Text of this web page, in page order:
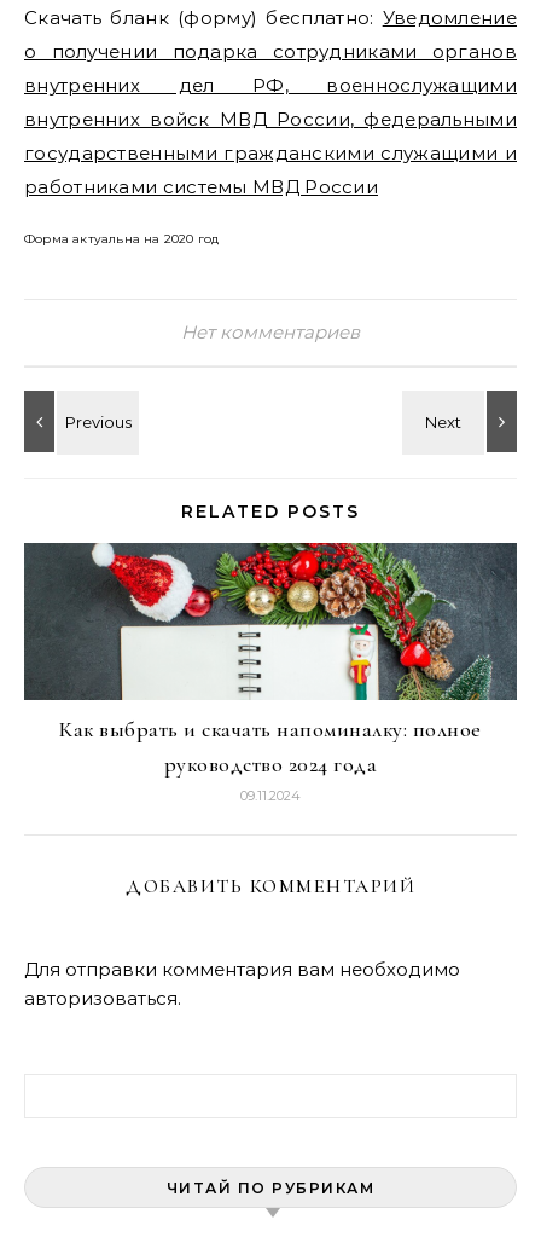
Скачать бланк (форму) бесплатно: Уведомление
о получении подарка сотрудниками органов
внутренних дел РФ, военнослужащими
внутренних войск МВД России, федеральными
государственными гражданскими служащими и
работниками системы МВД России
Форма актуальна на 2020 год
Нет комментариев
RELATED POSTS
Как выбрать и скачать напоминалку: полное
руководство 2024 года
09.11.2024
ДОБАВИТЬ КОММЕНТАРИЙ
Для отправки комментария вам необходимо
авторизоваться.
ЧИТАЙ ПО РУБРИКАМ